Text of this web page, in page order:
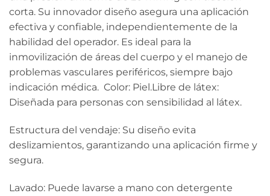
corta. Su innovador diseño asegura una aplicación
efectiva y confiable, independientemente de la
habilidad del operador. Es ideal para la
inmovilización de áreas del cuerpo y el manejo de
problemas vasculares periféricos, siempre bajo
indicación médica. Color: Piel.Libre de látex:
Diseñada para personas con sensibilidad al látex.
Estructura del vendaje: Su diseño evita
deslizamientos, garantizando una aplicación firme y
segura.
Lavado: Puede lavarse a mano con detergente